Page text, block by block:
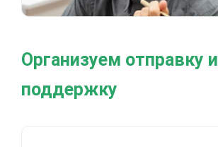
Организуем отправку и
поддержку